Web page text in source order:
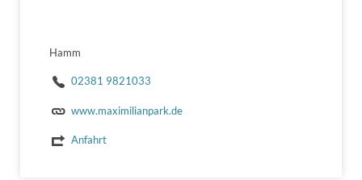
Hamm
02381 9821033
www.maximilianpark.de
Anfahrt